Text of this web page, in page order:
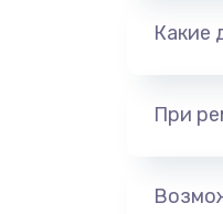
Какие
При